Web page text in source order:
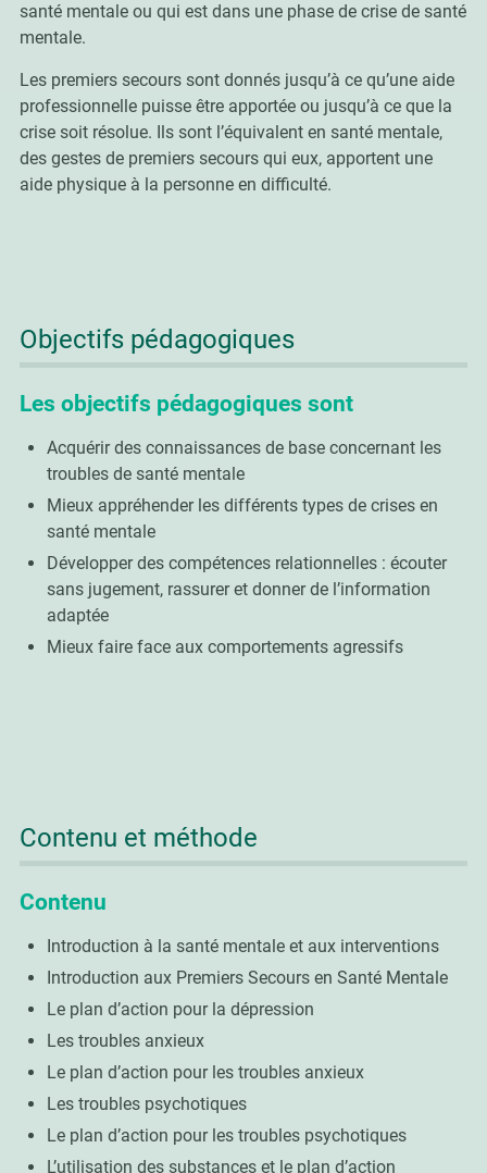
santé mentale ou qui est dans une phase de crise de santé
mentale.
Les premiers secours sont donnés jusqu’à ce qu’une aide
professionnelle puisse être apportée ou jusqu’à ce que la
crise soit résolue. Ils sont l’équivalent en santé mentale,
des gestes de premiers secours qui eux, apportent une
aide physique à la personne en difficulté.
Objectifs pédagogiques
Les objectifs pédagogiques sont
Acquérir des connaissances de base concernant les
troubles de santé mentale
Mieux appréhender les différents types de crises en
santé mentale
Développer des compétences relationnelles : écouter
sans jugement, rassurer et donner de l’information
adaptée
Mieux faire face aux comportements agressifs
Contenu et méthode
Contenu
Introduction à la santé mentale et aux interventions
Introduction aux Premiers Secours en Santé Mentale
Le plan d’action pour la dépression
Les troubles anxieux
Le plan d’action pour les troubles anxieux
Les troubles psychotiques
Le plan d’action pour les troubles psychotiques
L’utilisation des substances et le plan d’action